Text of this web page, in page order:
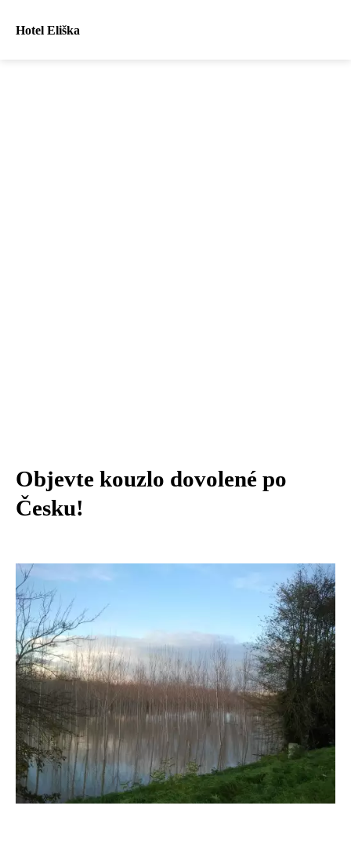
Hotel Eliška
Objevte kouzlo dovolené po
Česku!